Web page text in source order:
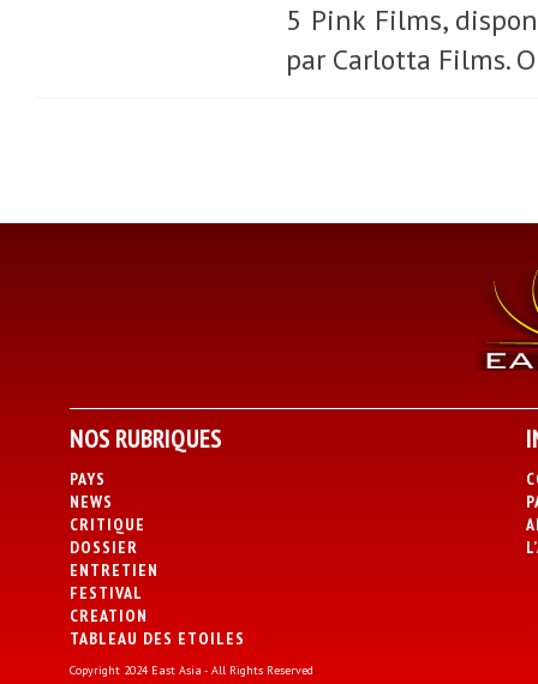
5 Pink Films,
par Carlotta Films.
NOS RUBRIQUES
PAYS
NEWS
CRITIQUE
DOSSIER
ENTRETIEN
FESTIVAL
CREATION
TABLEAU DES ETOILES
Copyright 2024 East Asia - All Rights Reserved